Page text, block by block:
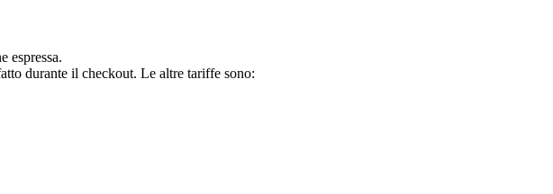
espressa.
durante il checkout. Le altre tariffe sono: